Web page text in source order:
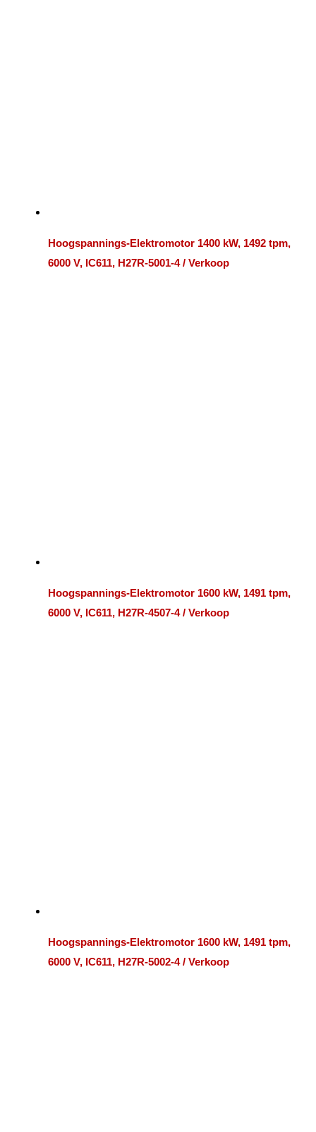
Hoogspannings-Elektromotor 1400 kW, 1492 tpm,
6000 V, IC611, H27R-5001-4 / Verkoop
Hoogspannings-Elektromotor 1600 kW, 1491 tpm,
6000 V, IC611, H27R-4507-4 / Verkoop
Hoogspannings-Elektromotor 1600 kW, 1491 tpm,
6000 V, IC611, H27R-5002-4 / Verkoop